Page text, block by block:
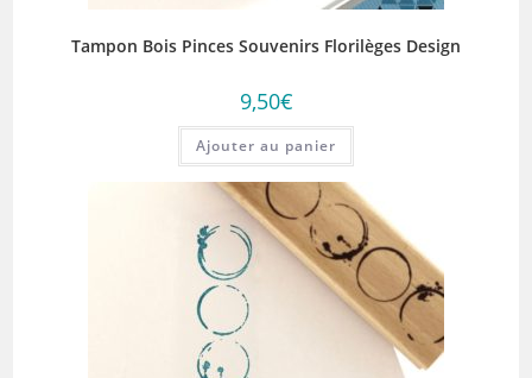
Tampon Bois Pinces Souvenirs Florilèges Design
9,50€
Ajouter au panier